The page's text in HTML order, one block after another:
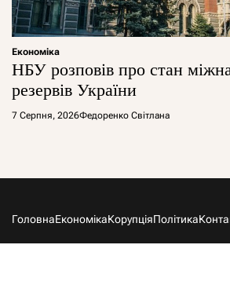
Економіка
НБУ розповів про стан
резервів України
7 Серпня, 2026Федоренко Світлана
ГоловнаЕкономікаКорупціяПолітика